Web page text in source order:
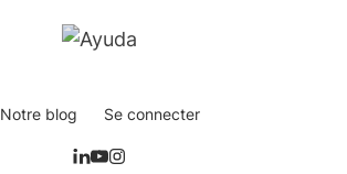
Notre blog Se connecter